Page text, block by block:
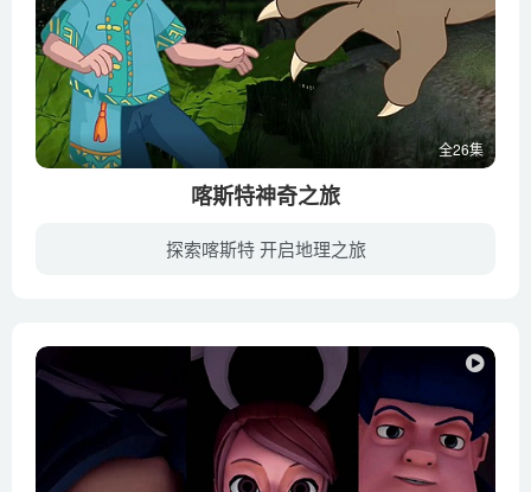
全26集
喀斯特神奇之旅
探索喀斯特 开启地理之旅